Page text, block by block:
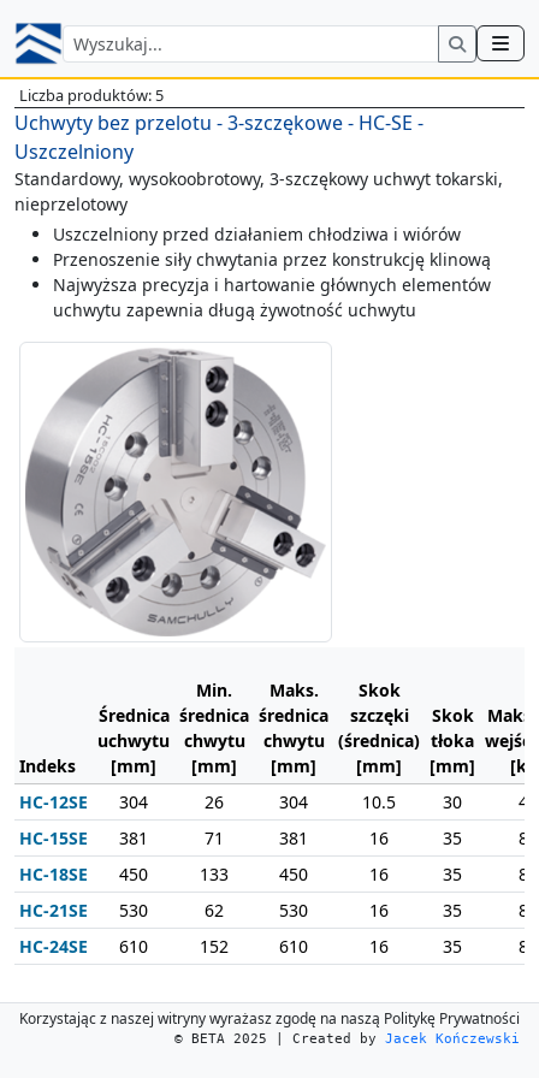
Liczba produktów: 5
Uchwyty bez przelotu - 3-szczękowe - HC-SE -
Uszczelniony
Standardowy, wysokoobrotowy, 3-szczękowy uchwyt tokarski,
nieprzelotowy
Uszczelniony przed działaniem chłodziwa i wiórów
Przenoszenie siły chwytania przez konstrukcję klinową
Najwyższa precyzja i hartowanie głównych elementów
uchwytu zapewnia długą żywotność uchwytu
Indeks
Średnica
uchwytu
[mm]
Min.
średnica
chwytu
[mm]
Maks.
średnica
chwytu
[mm]
Skok
szczęki
(średnica)
[mm]
Skok
tłoka
[mm]
Maks.
HC-12SE
304 26 304 10.5 30
41
HC-15SE
381 71 381 16 35
82
HC-18SE
450 133 450 16 35
82
HC-21SE
530 62 530 16 35
82
HC-24SE
610 152 610 16 35 82
Korzystając z naszej witryny wyrażasz zgodę na naszą Politykę Prywatności
© BETA 2025 | Created by Jacek Kończewski